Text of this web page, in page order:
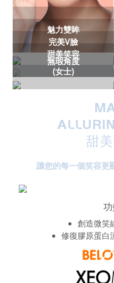
魅力雙眸
完美V臉
甜美笑容
無瑕角度
(女士)
甜
讓您的每一個笑容更
創造微笑
修復膠原蛋白